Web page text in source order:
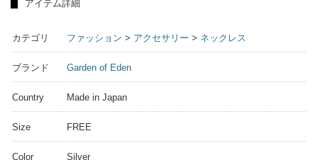
アイテム詳細
カテゴリ ファッション > アクセサリー > ネックレス
ブランド Garden of Eden
Country Made in Japan
Size FREE
Color Silver